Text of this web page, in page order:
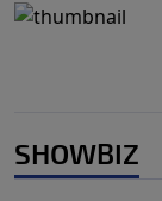
SHOWBIZ